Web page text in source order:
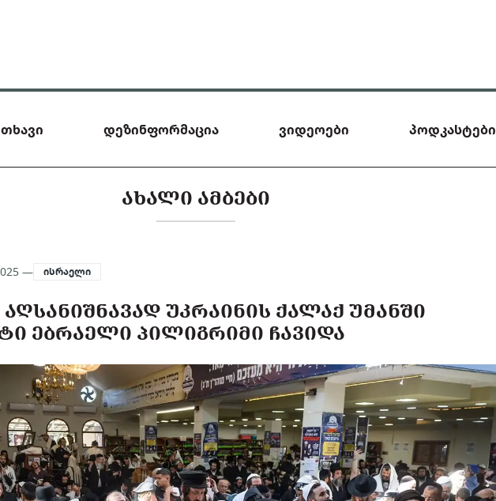
დეზინფორმაცია ვიდეოები პოდკასტები
ᲐᲮᲐᲚᲘ ᲐᲛᲑᲔᲑᲘ
— ისრაელი
ᲣᲙᲠᲐᲘᲜᲘᲡ ᲥᲐᲚᲐᲥ ᲣᲛᲐᲜᲨᲘ
ᲔᲑᲠᲐᲔᲚᲘ ᲞᲘᲚᲘᲒᲠᲘᲛᲘ ᲩᲐᲕᲘᲓᲐ